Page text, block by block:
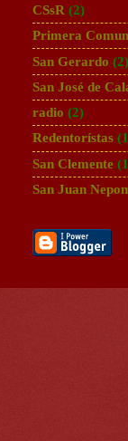
CSsR (2)
Primera
San Gerardo (2)
San José de
radio (2)
Redentorístas
San Clemente
San Juan